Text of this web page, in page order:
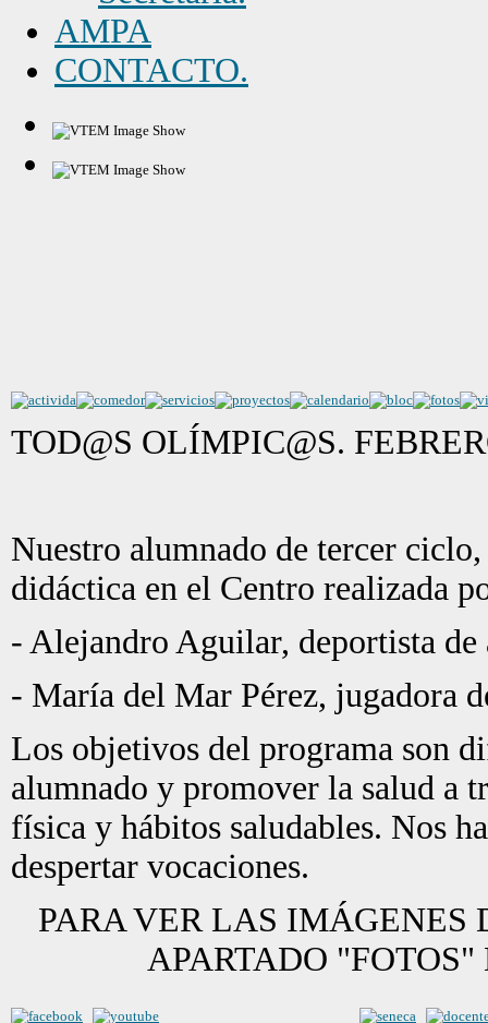
AMPA
CONTACTO.
TOD@S OLÍMPIC@S.
Nuestro alumnado de tercer
didáctica en el Centro realizada
- Alejandro Aguilar, deportista
- María del Mar Pérez, jugadora
Los objetivos del programa son
alumnado y promover la salud a
física y hábitos saludables. Nos
despertar vocaciones.
PARA VER LAS IMÁGENES
APARTADO